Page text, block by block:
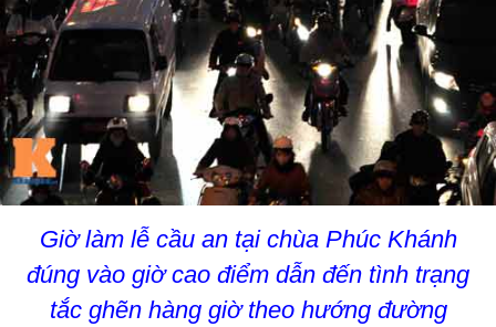
Giờ làm lễ cầu an tại chùa Phúc Khánh
đúng vào giờ cao điểm dẫn đến tình trạng
tắc ghẽn hàng giờ theo hướng đường